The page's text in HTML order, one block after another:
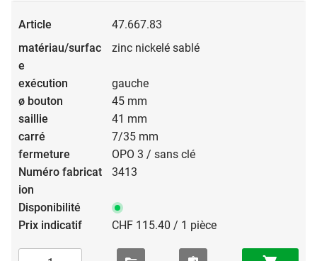
47.667.83
zinc nickelé sablé
gauche
45 mm
41 mm
7/35 mm
OPO 3 / sans clé
3413
CHF 115.40 / 1 pièce